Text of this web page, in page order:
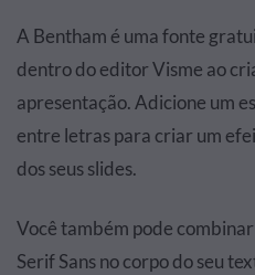
A Bentham é uma fonte
dentro do editor Visme ao
apresentação. Adicione um
entre letras para criar um
dos seus slides.
Você também pode
Serif Sans no corpo do seu